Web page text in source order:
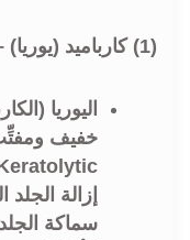
(1) كارباميد (يوريا) – 10% – (
خفيف
إزالة
سماكة